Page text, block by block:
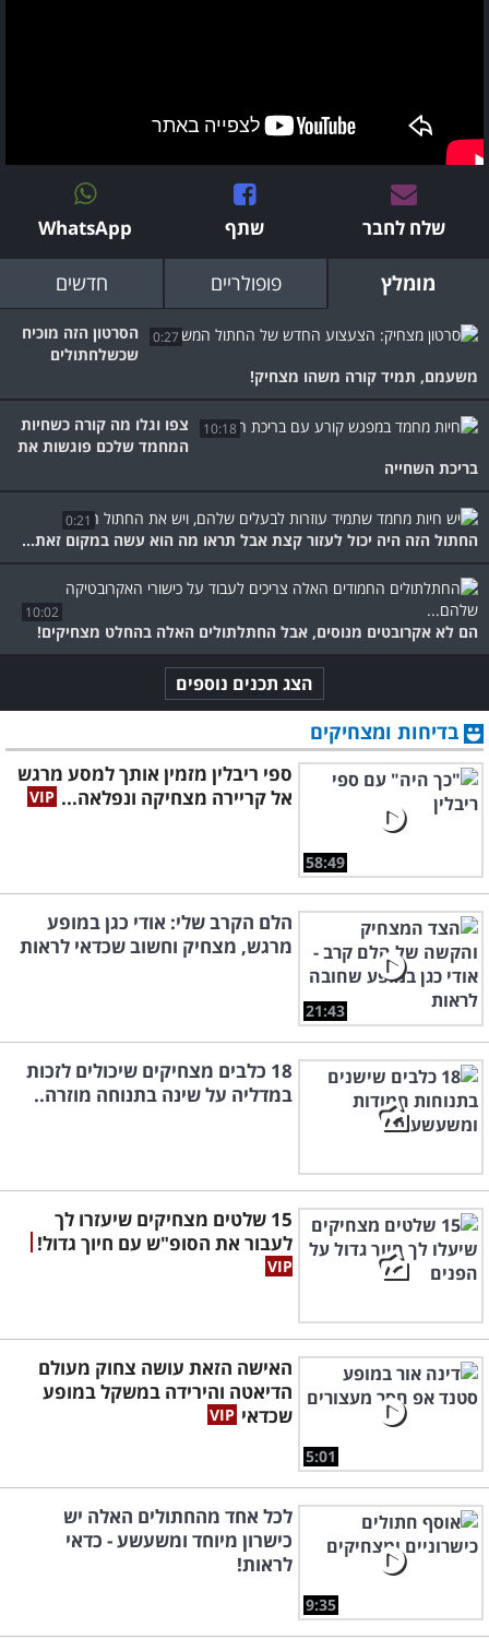
שלח לחבר שתף WhatsApp
מומלץ פופולריים חדשים
0:27
הסרטון הזה מוכיח
שכשלחתולים
משעמם, תמיד קורה משהו מצחיק!
10:18
צפו וגלו מה קורה כשחיות
המחמד שלכם פוגשות את
בריכת השחייה
0:21
החתול הזה היה יכול לעזור קצת אבל תראו מה הוא עשה במקום זאת...
10:02
הם לא אקרובטים מנוסים, אבל החתלתולים האלה בהחלט מצחיקים!
הצג תכנים נוספים
בדיחות ומצחיקים
58:49
ספי ריבלין מזמין אותך למסע מרגש
אל קריירה מצחיקה ונפלאה...
21:43
הלם הקרב שלי: אודי כגן במופע
מרגש, מצחיק וחשוב שכדאי לראות
18 כלבים מצחיקים שיכולים לזכות
במדליה על שינה בתנוחה מוזרה..
15 שלטים מצחיקים שיעזרו לך
לעבור את הסופ"ש עם חיוך גדול!
5:01
האישה הזאת עושה צחוק מעולם
הדיאטה והירידה במשקל במופע
שכדאי
9:35
לכל אחד מהחתולים האלה יש
כישרון מיוחד ומשעשע - כדאי
לראות!